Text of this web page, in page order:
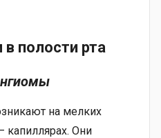
полости рта
на мелких
капиллярах. Они